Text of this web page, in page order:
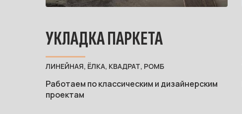
УКЛАДКА ПАРКЕТА
ЛИНЕЙНАЯ, ЁЛКА, КВАДРАТ, РОМБ
Работаем по классическим и дизайнерским
проектам